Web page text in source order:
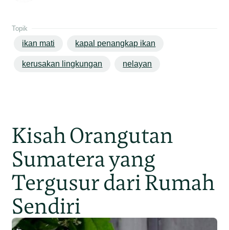
Topik
ikan mati kapal penangkap ikan
kerusakan lingkungan nelayan
Kisah Orangutan
Sumatera yang
Tergusur dari Rumah
Sendiri